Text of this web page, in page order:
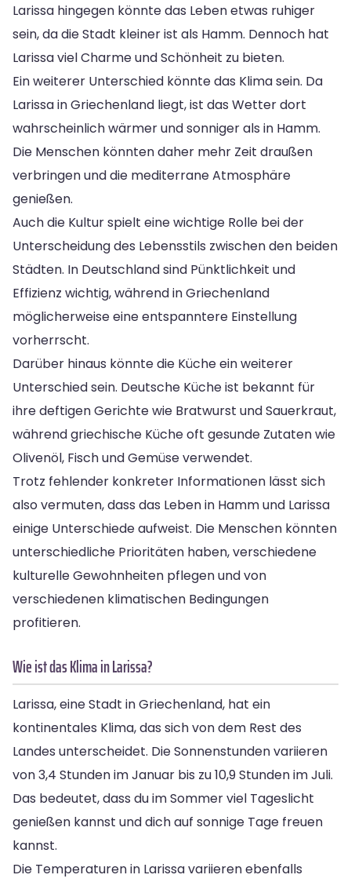
Larissa hingegen könnte das Leben etwas ruhiger
sein, da die Stadt kleiner ist als Hamm. Dennoch hat
Larissa viel Charme und Schönheit zu bieten.
Ein weiterer Unterschied könnte das Klima sein. Da
Larissa in Griechenland liegt, ist das Wetter dort
wahrscheinlich wärmer und sonniger als in Hamm.
Die Menschen könnten daher mehr Zeit draußen
verbringen und die mediterrane Atmosphäre
genießen.
Auch die Kultur spielt eine wichtige Rolle bei der
Unterscheidung des Lebensstils zwischen den beiden
Städten. In Deutschland sind Pünktlichkeit und
Effizienz wichtig, während in Griechenland
möglicherweise eine entspanntere Einstellung
vorherrscht.
Darüber hinaus könnte die Küche ein weiterer
Unterschied sein. Deutsche Küche ist bekannt für
ihre deftigen Gerichte wie Bratwurst und Sauerkraut,
während griechische Küche oft gesunde Zutaten wie
Olivenöl, Fisch und Gemüse verwendet.
Trotz fehlender konkreter Informationen lässt sich
also vermuten, dass das Leben in Hamm und Larissa
einige Unterschiede aufweist. Die Menschen könnten
unterschiedliche Prioritäten haben, verschiedene
kulturelle Gewohnheiten pflegen und von
verschiedenen klimatischen Bedingungen
profitieren.
Wie ist das Klima in Larissa?
Larissa, eine Stadt in Griechenland, hat ein
kontinentales Klima, das sich von dem Rest des
Landes unterscheidet. Die Sonnenstunden variieren
von 3,4 Stunden im Januar bis zu 10,9 Stunden im Juli.
Das bedeutet, dass du im Sommer viel Tageslicht
genießen kannst und dich auf sonnige Tage freuen
kannst.
Die Temperaturen in Larissa variieren ebenfalls